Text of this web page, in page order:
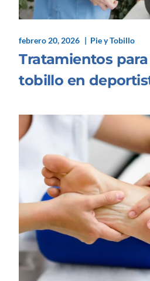
febrero 20, 2026 Pie y Tobillo
Tratamientos
tobillo en